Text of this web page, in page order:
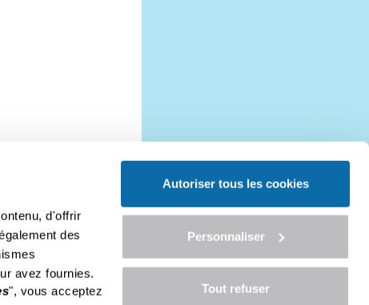
d'offrir
des
avez fournies.
", vous acceptez
Autoriser tous les cookies
Personnaliser
Tout refuser
Pages d'information
Mentions légales
Conditions Générales de Vente
Plan du site
Prise en charge
Contact